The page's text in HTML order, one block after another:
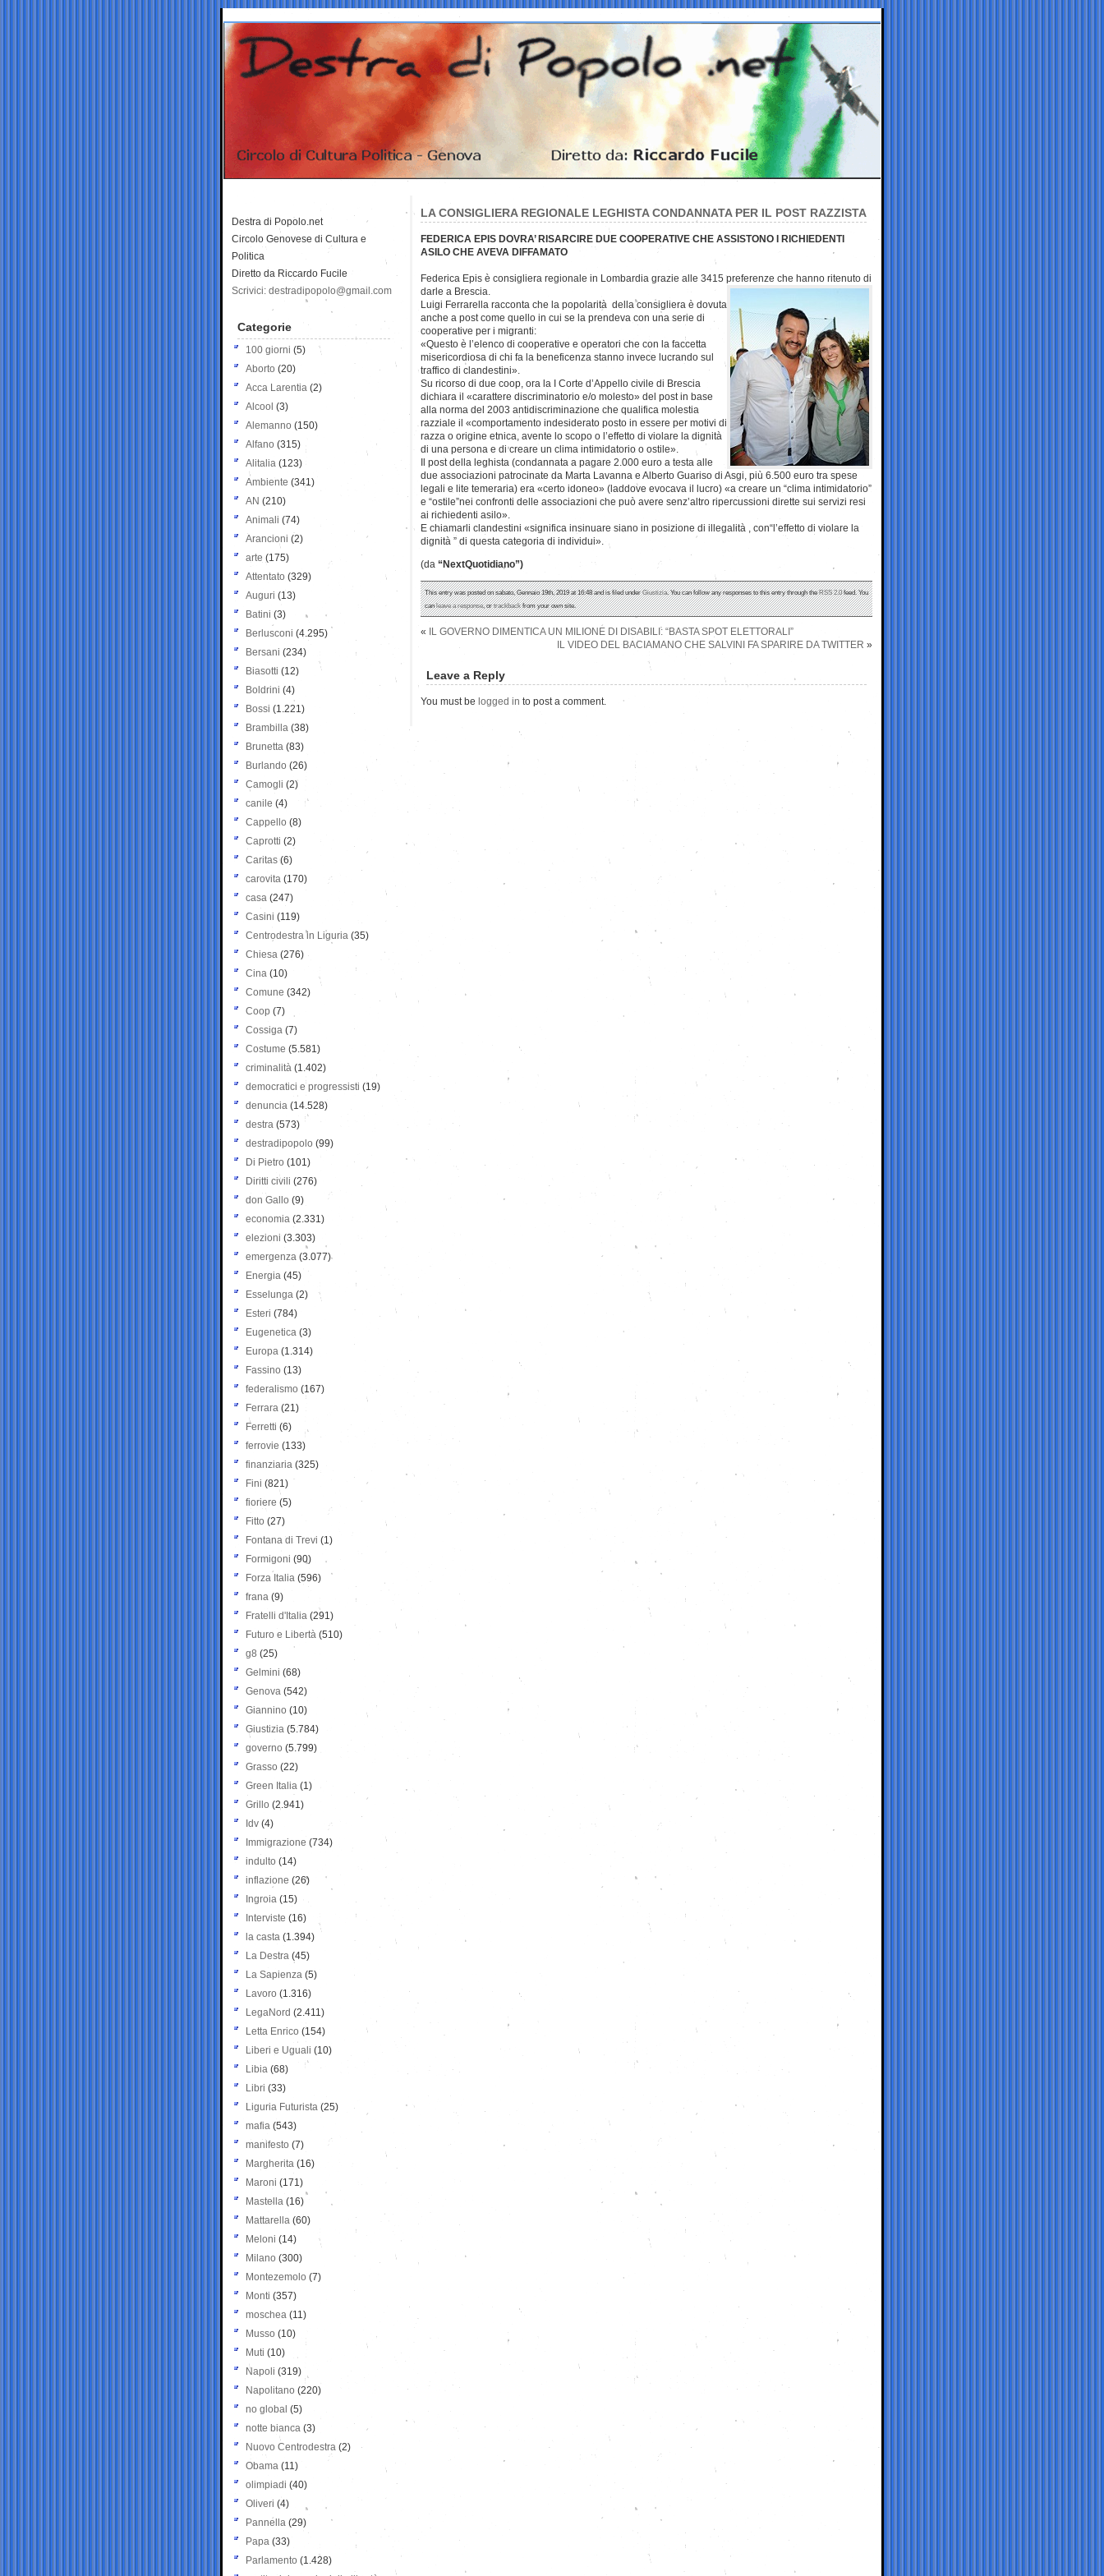
LA CONSIGLIERA REGIONALE LEGHISTA CONDANNATA PER IL POST RAZZISTA
FEDERICA EPIS DOVRA’ RISARCIRE DUE COOPERATIVE CHE ASSISTONO I RICHIEDENTI
ASILO CHE AVEVA DIFFAMATO
Federica Epis è consigliera regionale in Lombardia grazie alle 3415 preferenze che hanno ritenuto di
darle a Brescia.
Luigi Ferrarella racconta che la popolarità della consigliera è dovuta
anche a post come quello in cui se la prendeva con una serie di
cooperative per i migranti:
«Questo è l’elenco di cooperative e operatori che con la faccetta
misericordiosa di chi fa la beneficenza stanno invece lucrando sul
traffico di clandestini».
Su ricorso di due coop, ora la I Corte d’Appello civile di Brescia
dichiara il «carattere discriminatorio e/o molesto» del post in base
alla norma del 2003 antidiscriminazione che qualifica molestia
razziale il «comportamento indesiderato posto in essere per motivi di
razza o origine etnica, avente lo scopo o l’effetto di violare la dignità
di una persona e di creare un clima intimidatorio o ostile».
Il post della leghista (condannata a pagare 2.000 euro a testa alle
due associazioni patrocinate da Marta Lavanna e Alberto Guariso di Asgi, più 6.500 euro tra spese
legali e lite temeraria) era «certo idoneo» (laddove evocava il lucro) «a creare un “clima intimidatorio”
e “ostile”nei confronti delle associazioni che può avere senz’altro ripercussioni dirette sui servizi resi
ai richiedenti asilo».
E chiamarli clandestini «significa insinuare siano in posizione di illegalità , con“l’effetto di violare la
dignità ” di questa categoria di individui».
(da “NextQuotidiano”)
This entry was posted on sabato, Gennaio 19th, 2019 at 16:48 and is filed underGiustizia. You can follow any responses to this entry through theRSS 2.0feed. You
canleave a response, ortrackbackfrom your own site.
«
IL GOVERNO DIMENTICA UN MILIONE DI DISABILI: “BASTA SPOT ELETTORALI”
IL VIDEO DEL BACIAMANO CHE SALVINI FA SPARIRE DA TWITTER »
Leave a Reply
You must be logged in to post a comment.
Destra di Popolo.net
Circolo Genovese di Cultura e
Politica
Diretto da Riccardo Fucile
Scrivici: destradipopolo@gmail.com
Categorie
100 giorni (5)
Aborto (20)
Acca Larentia (2)
Alcool (3)
Alemanno (150)
Alfano (315)
Alitalia (123)
Ambiente (341)
AN (210)
Animali (74)
Arancioni (2)
arte (175)
Attentato (329)
Auguri (13)
Batini (3)
Berlusconi (4.295)
Bersani (234)
Biasotti (12)
Boldrini (4)
Bossi (1.221)
Brambilla (38)
Brunetta (83)
Burlando (26)
Camogli (2)
canile (4)
Cappello (8)
Caprotti (2)
Caritas (6)
carovita (170)
casa (247)
Casini (119)
Centrodestra in Liguria (35)
Chiesa (276)
Cina (10)
Comune (342)
Coop (7)
Cossiga (7)
Costume (5.581)
criminalità (1.402)
democratici e progressisti (19)
denuncia (14.528)
destra (573)
destradipopolo (99)
Di Pietro (101)
Diritti civili (276)
don Gallo (9)
economia (2.331)
elezioni (3.303)
emergenza (3.077)
Energia (45)
Esselunga (2)
Esteri (784)
Eugenetica (3)
Europa (1.314)
Fassino (13)
federalismo (167)
Ferrara (21)
Ferretti (6)
ferrovie (133)
finanziaria (325)
Fini (821)
fioriere (5)
Fitto (27)
Fontana di Trevi (1)
Formigoni (90)
Forza Italia (596)
frana (9)
Fratelli d'Italia (291)
Futuro e Libertà (510)
g8 (25)
Gelmini (68)
Genova (542)
Giannino (10)
Giustizia (5.784)
governo (5.799)
Grasso (22)
Green Italia (1)
Grillo (2.941)
Idv (4)
Immigrazione (734)
indulto (14)
inflazione (26)
Ingroia (15)
Interviste (16)
la casta (1.394)
La Destra (45)
La Sapienza (5)
Lavoro (1.316)
LegaNord (2.411)
Letta Enrico (154)
Liberi e Uguali (10)
Libia (68)
Libri (33)
Liguria Futurista (25)
mafia (543)
manifesto (7)
Margherita (16)
Maroni (171)
Mastella (16)
Mattarella (60)
Meloni (14)
Milano (300)
Montezemolo (7)
Monti (357)
moschea (11)
Musso (10)
Muti (10)
Napoli (319)
Napolitano (220)
no global (5)
notte bianca (3)
Nuovo Centrodestra (2)
Obama (11)
olimpiadi (40)
Oliveri (4)
Pannella (29)
Papa (33)
Parlamento (1.428)